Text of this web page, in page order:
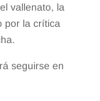
vallenato, la
por la crítica
seguirse en